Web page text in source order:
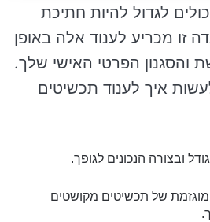
לגדול להיות חתיכת
זו מכריע לענוד אלה באופן
והסגנון הפרטי האישי שלך.
איך לענוד תכשיטים
ובצורה הנכונים לגופך.
מוגזמת של תכשיטים מקושטים